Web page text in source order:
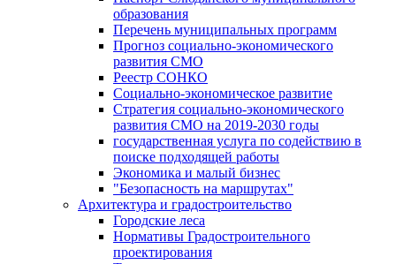
образования
Перечень муниципальных программ
Прогноз социально-экономического
развития СМО
Реестр СОНКО
Социально-экономическое развитие
Стратегия социально-экономического
развития СМО на 2019-2030 годы
государственная услуга по содействию в
поиске подходящей работы
Экономика и малый бизнес
"Безопасность на маршрутах"
Архитектура и градостроительство
Городские леса
Нормативы Градостроительного
проектирования